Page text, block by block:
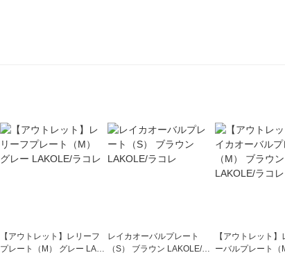
【アウトレット】レリーフ
プレート（M） グレー LAK
レイカオーバルプレート
（S） ブラウン LAKOLE/ラ
【アウトレット】
ーバルプレート（